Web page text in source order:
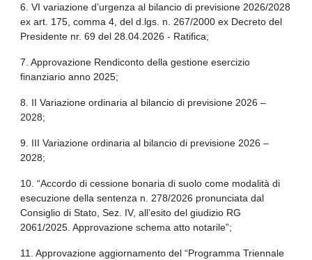
6. VI variazione d’urgenza al bilancio di previsione 2026/2028
ex art. 175, comma 4, del d.lgs. n. 267/2000 ex Decreto del
Presidente nr. 69 del 28.04.2026 - Ratifica;
7. Approvazione Rendiconto della gestione esercizio
finanziario anno 2025;
8. II Variazione ordinaria al bilancio di previsione 2026 –
2028;
9. III Variazione ordinaria al bilancio di previsione 2026 –
2028;
10. “Accordo di cessione bonaria di suolo come modalità di
esecuzione della sentenza n. 278/2026 pronunciata dal
Consiglio di Stato, Sez. IV, all’esito del giudizio RG
2061/2025. Approvazione schema atto notarile”;
11. Approvazione aggiornamento del “Programma Triennale